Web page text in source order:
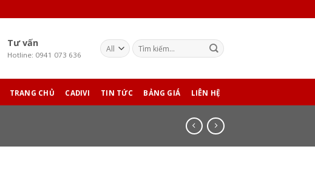
Tư vấn
Hotline: 0941 073 636
TRANG CHỦ CADIVI TIN TỨC BẢNG GIÁ LIÊN HỆ